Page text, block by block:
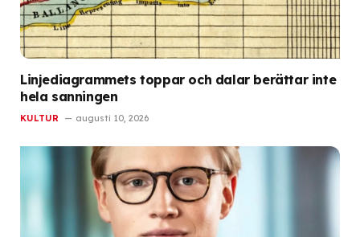
Linjediagrammets toppar och dalar berättar inte
hela sanningen
KULTUR augusti 10, 2026